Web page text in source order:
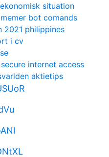
situation
bot comands
2021 philippines
i cv
internet access
aktietips